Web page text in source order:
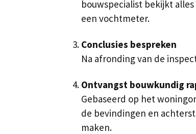
bouwspecialist bekijkt
een vochtmeter.
Conclusies bespreken
Na afronding van de
Ontvangst bouwkundig
Gebaseerd op het
de bevindingen en
maken.